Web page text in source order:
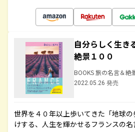
自分らしく生き
絶景１００
BOOKS 旅の名言＆絶
2022.05.26 発売
世界を４０年以上歩いてきた「地球
けする、人生を輝かせるフランスの